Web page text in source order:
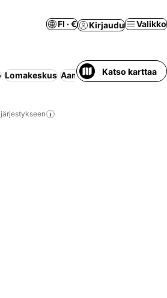
FI · € Kirjaudu Valikko
Lomakeskus Aamiainen sisältyy
Katso karttaa